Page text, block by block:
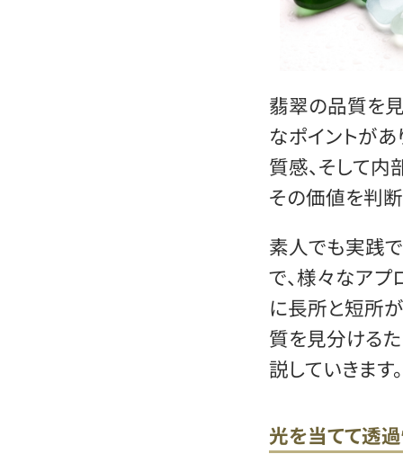
翡翠の品質を
なポイントがあ
質感、そして内
その価値を判断
素人でも実践
で、様々なアプ
に長所と短所
質を見分ける
説していきます。
光を当てて透